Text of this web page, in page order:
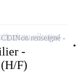
-
F)
CDINon renseigné
à ma sélection